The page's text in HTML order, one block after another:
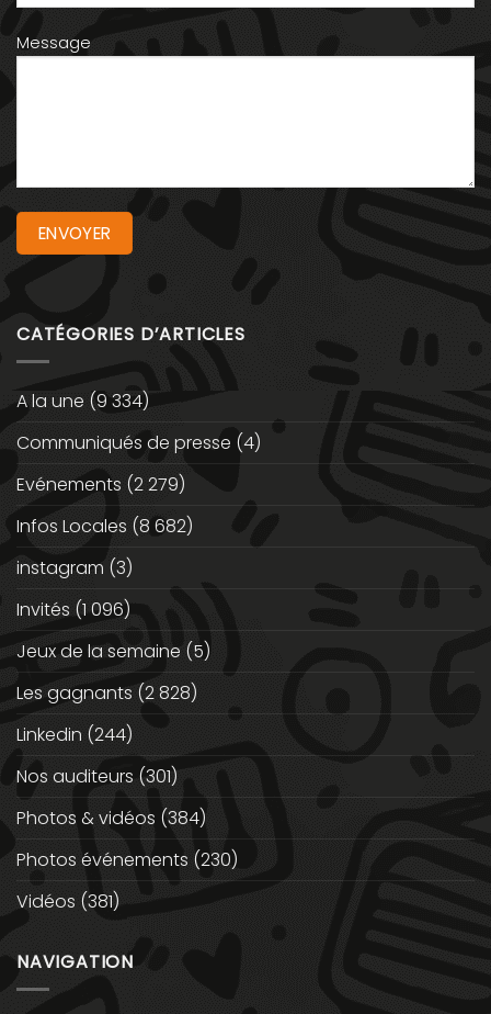
Message
CATÉGORIES D’ARTICLES
A la une (9 334)
Communiqués de presse (4)
Evénements (2 279)
Infos Locales (8 682)
instagram (3)
Invités (1 096)
Jeux de la semaine (5)
Les gagnants (2 828)
Linkedin (244)
Nos auditeurs (301)
Photos & vidéos (384)
Photos événements (230)
Vidéos (381)
NAVIGATION